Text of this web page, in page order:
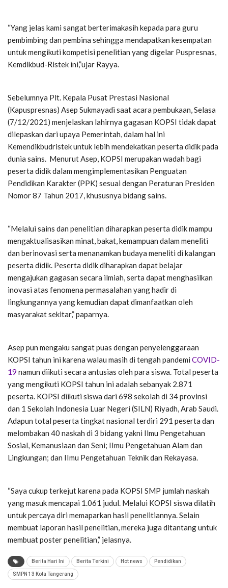
“Yang jelas kami sangat berterimakasih kepada para guru
pembimbing dan pembina sehingga mendapatkan kesempatan
untuk mengikuti kompetisi penelitian yang digelar Puspresnas,
Kemdikbud-Ristek ini,”ujar Rayya.
Sebelumnya Plt. Kepala Pusat Prestasi Nasional
(Kapuspresnas) Asep Sukmayadi saat acara pembukaan, Selasa
(7/12/2021) menjelaskan lahirnya gagasan KOPSI tidak dapat
dilepaskan dari upaya Pemerintah, dalam hal ini
Kemendikbudristek untuk lebih mendekatkan peserta didik pada
dunia sains. Menurut Asep, KOPSI merupakan wadah bagi
peserta didik dalam mengimplementasikan Penguatan
Pendidikan Karakter (PPK) sesuai dengan Peraturan Presiden
Nomor 87 Tahun 2017, khususnya bidang sains.
“Melalui sains dan penelitian diharapkan peserta didik mampu
mengaktualisasikan minat, bakat, kemampuan dalam meneliti
dan berinovasi serta menanamkan budaya meneliti di kalangan
peserta didik. Peserta didik diharapkan dapat belajar
mengajukan gagasan secara ilmiah, serta dapat menghasilkan
inovasi atas fenomena permasalahan yang hadir di
lingkungannya yang kemudian dapat dimanfaatkan oleh
masyarakat sekitar,” paparnya.
Asep pun mengaku sangat puas dengan penyelenggaraan
KOPSI tahun ini karena walau masih di tengah pandemi COVID-
19 namun diikuti secara antusias oleh para siswa. Total peserta
yang mengikuti KOPSI tahun ini adalah sebanyak 2.871
peserta. KOPSI diikuti siswa dari 698 sekolah di 34 provinsi
dan 1 Sekolah Indonesia Luar Negeri (SILN) Riyadh, Arab Saudi.
Adapun total peserta tingkat nasional terdiri 291 peserta dan
melombakan 40 naskah di 3 bidang yakni Ilmu Pengetahuan
Sosial, Kemanusiaan dan Seni; IImu Pengetahuan Alam dan
Lingkungan; dan IImu Pengetahuan Teknik dan Rekayasa.
“Saya cukup terkejut karena pada KOPSI SMP jumlah naskah
yang masuk mencapai 1.061 judul. Melalui KOPSI siswa dilatih
untuk percaya diri memaparkan hasil penelitiannya. Selain
membuat laporan hasil penelitian, mereka juga ditantang untuk
membuat poster penelitian,” jelasnya.
Berita Hari Ini Berita Terkini Hot news Pendidikan
SMPN 13 Kota Tangerang